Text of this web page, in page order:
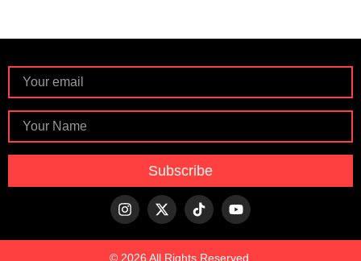
Subscribe
© 2026 All Rights Reserved.